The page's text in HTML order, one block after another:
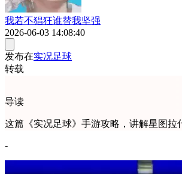
我若不猖狂谁替我坚强
2026-06-03 14:08:40
发布在实况足球
转载
导读
这篇《实况足球》手游攻略，讲解星图拉
-